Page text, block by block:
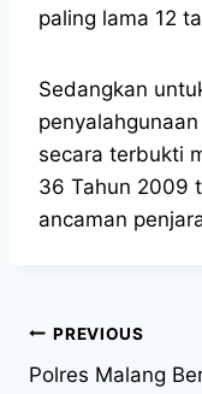
paling lama 12
Sedangkan
secara terbukti
36 Tahun 2009
ancaman
PREVIOUS
Polres Malang